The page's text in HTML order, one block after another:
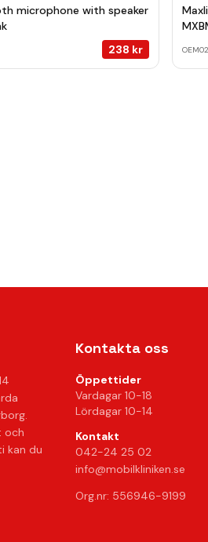
microphone with speaker
238 kr
och
kan du
Kontakta oss
Öppettider
Vardagar 10-18
Lördagar 10-14
Kontakt
042-24 25 02
info@mobilkliniken.se
Org.nr: 556946-9199